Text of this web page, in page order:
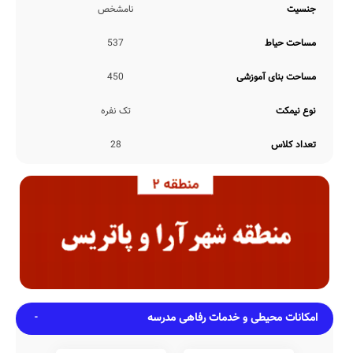
از نظر هوشمندسازی، مدرسه شهید مرتضی سپهری بواسطه شرایط کرونایی
دقیق مربوط به سایر سامانه های هوشمندسازی مدارس نظیر
آنلاین ،سامانه LMS
، حضور و غیاب الکترونیکی، تخته
سایت کامپیوتری
، و... نیازمند بروزرسانی این بخش توسط مسئول
خدمات پرورشی
برگزاری مسابقات ورزشی درون مدرسه ای، برگزاری اردوهای مذهبی،
شرکت در مسابقات فرهنگی و هنری برون مدرسه ای، شرکت در مسابقات
مذهبی، و... در زمره فعالیت های مدرسه شهید مرتضی سپهری قرار دارد.
ضمنا برخی دیگر از فعالیت های پرورشی مستمر در طول سال تحصیلی در
برون مدرسه ای، شرکت در مسابقات علمی برون مدرسه ای، برگزاری
جشن های ملی، برگزاری اردوهای فرهنگی و هنری، برگزاری اردوهای
تفریحی و ورزشی، می باشد.
جنسیت نامشخص
مساحت حیاط 537
مساحت بنای آموزشی 450
نوع نیمکت تک نفره
تعداد کلاس 28
امکانات محیطی و خدمات رفاهی مدرسه